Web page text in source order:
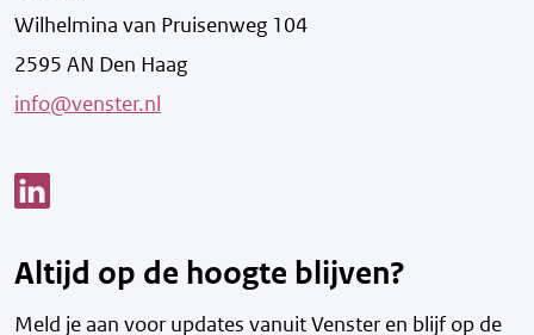
Wilhelmina van Pruisenweg 104
2595 AN Den Haag
info@venster.nl
Altijd op de hoogte blijven?
Meld je aan voor updates vanuit Venster en blijf op de